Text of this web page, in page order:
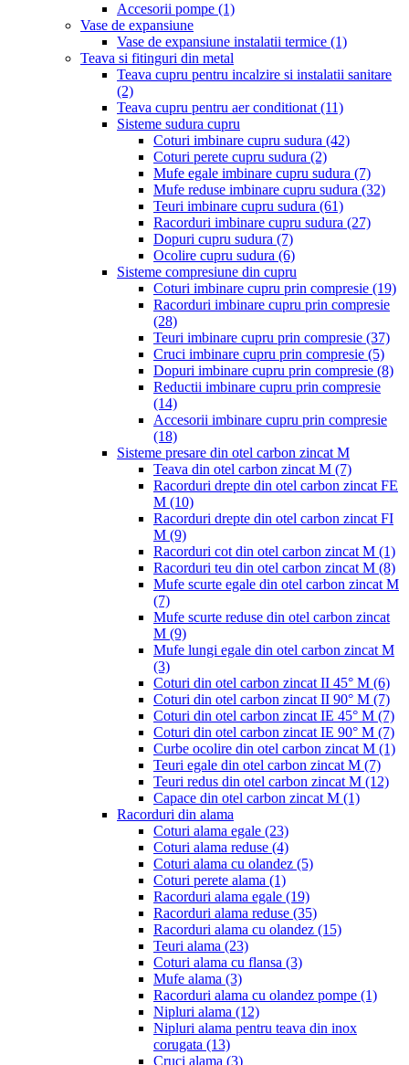
Accesorii pompe (1)
Vase de expansiune
Vase de expansiune instalatii termice (1)
Teava si fitinguri din metal
Teava cupru pentru incalzire si instalatii sanitare
(2)
Teava cupru pentru aer conditionat (11)
Sisteme sudura cupru
Coturi imbinare cupru sudura (42)
Coturi perete cupru sudura (2)
Mufe egale imbinare cupru sudura (7)
Mufe reduse imbinare cupru sudura (32)
Teuri imbinare cupru sudura (61)
Racorduri imbinare cupru sudura (27)
Dopuri cupru sudura (7)
Ocolire cupru sudura (6)
Sisteme compresiune din cupru
Coturi imbinare cupru prin compresie (19)
Racorduri imbinare cupru prin compresie
(28)
Teuri imbinare cupru prin compresie (37)
Cruci imbinare cupru prin compresie (5)
Dopuri imbinare cupru prin compresie (8)
Reductii imbinare cupru prin compresie
(14)
Accesorii imbinare cupru prin compresie
(18)
Sisteme presare din otel carbon zincat M
Teava din otel carbon zincat M (7)
Racorduri drepte din otel carbon zincat FE
M (10)
Racorduri drepte din otel carbon zincat FI
M (9)
Racorduri cot din otel carbon zincat M (1)
Racorduri teu din otel carbon zincat M (8)
Mufe scurte egale din otel carbon zincat M
(7)
Mufe scurte reduse din otel carbon zincat
M (9)
Mufe lungi egale din otel carbon zincat M
(3)
Coturi din otel carbon zincat II 45° M (6)
Coturi din otel carbon zincat II 90° M (7)
Coturi din otel carbon zincat IE 45° M (7)
Coturi din otel carbon zincat IE 90° M (7)
Curbe ocolire din otel carbon zincat M (1)
Teuri egale din otel carbon zincat M (7)
Teuri redus din otel carbon zincat M (12)
Capace din otel carbon zincat M (1)
Racorduri din alama
Coturi alama egale (23)
Coturi alama reduse (4)
Coturi alama cu olandez (5)
Coturi perete alama (1)
Racorduri alama egale (19)
Racorduri alama reduse (35)
Racorduri alama cu olandez (15)
Teuri alama (23)
Coturi alama cu flansa (3)
Mufe alama (3)
Racorduri alama cu olandez pompe (1)
Nipluri alama (12)
Nipluri alama pentru teava din inox
corugata (13)
Cruci alama (3)